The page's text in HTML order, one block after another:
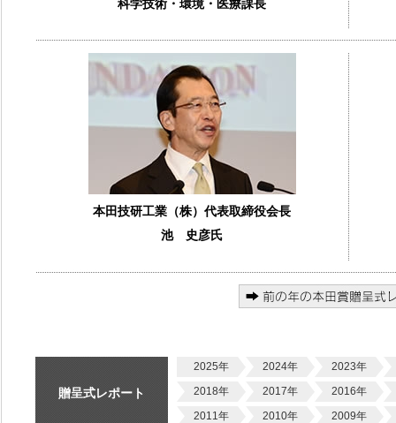
科学技術・環境・医療課長
本田技研工業（株）代表取締役会長
池 史彦氏
贈呈式レポート
2025年 2024年
2023年
2018年
2017年
2016年
2011年
2010年 2009年